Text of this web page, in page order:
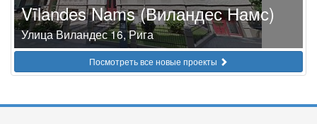
Vīlandes Nams (Виландес Намс)
Улица Виландес 16, Рига
Посмотреть все новые проекты